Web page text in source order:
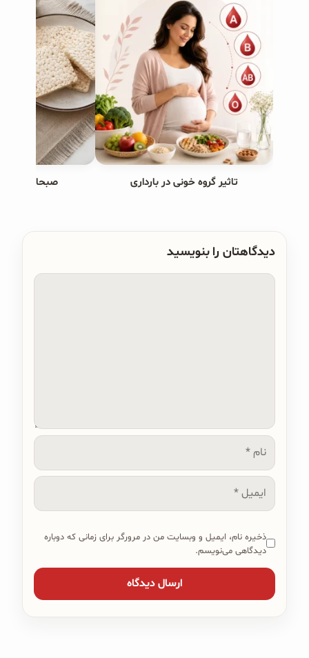
تاثیر گروه خونی در بارداری صبحانه های
دیدگاهتان را بنویسید
نام
ایمیل
ذخیره نام، ایمیل و وبسایت من در مرورگر برای زمانی که دوباره
دیدگاهی می‌نویسم.